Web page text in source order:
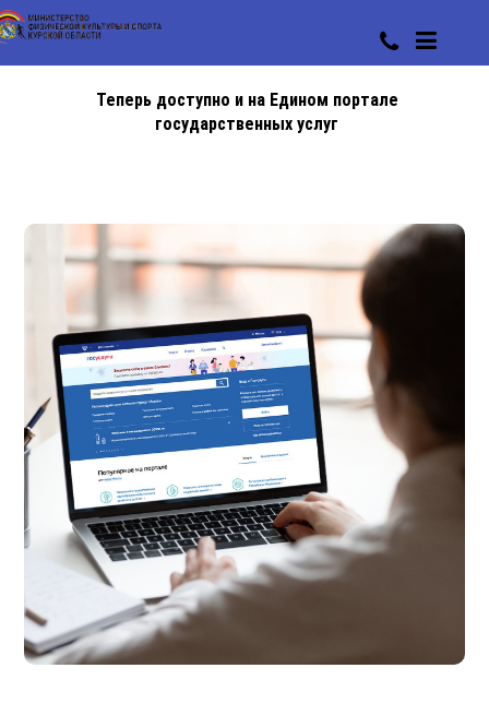
Теперь доступно и на Едином портале
государственных услуг